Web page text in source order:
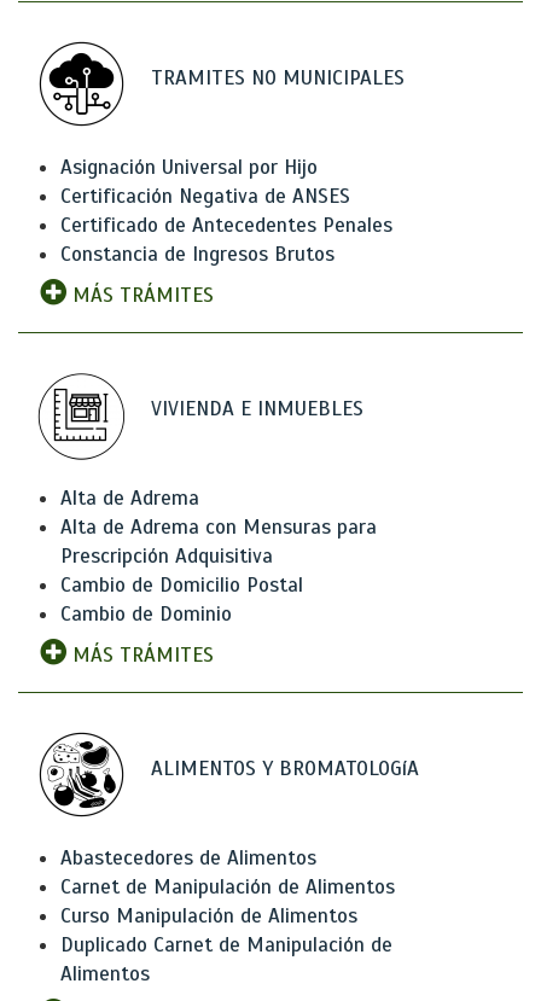
TRAMITES NO MUNICIPALES
Asignación Universal por Hijo
Certificación Negativa de ANSES
Certificado de Antecedentes Penales
Constancia de Ingresos Brutos
MÁS TRÁMITES
VIVIENDA E INMUEBLES
Alta de Adrema
Alta de Adrema con Mensuras para
Prescripción Adquisitiva
Cambio de Domicilio Postal
Cambio de Dominio
MÁS TRÁMITES
ALIMENTOS Y BROMATOLOGíA
Abastecedores de Alimentos
Carnet de Manipulación de Alimentos
Curso Manipulación de Alimentos
Duplicado Carnet de Manipulación de
Alimentos